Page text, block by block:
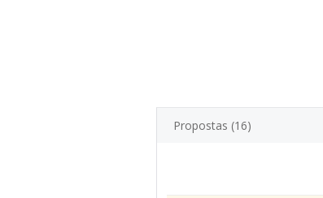
Propostas (16)